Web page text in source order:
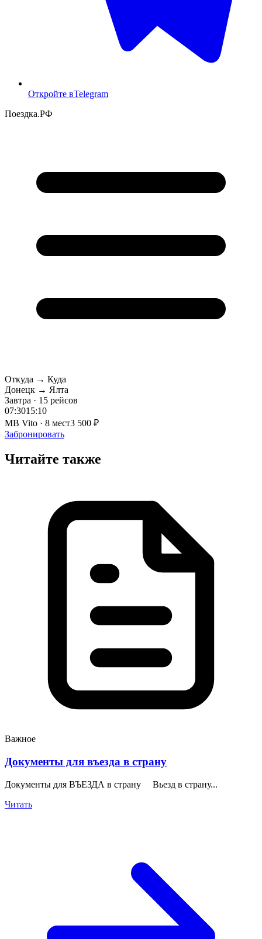
Откройте вTelegram
Поездка.РФ
Откуда → Куда
Донецк → Ялта
Завтра · 15 рейсов
07:3015:10
MB Vito · 8 мест3 500 ₽
Забронировать
Читайте также
Важное
Документы для въезда в страну
Документы для ВЪЕЗДА в страну Вьезд в страну...
Читать